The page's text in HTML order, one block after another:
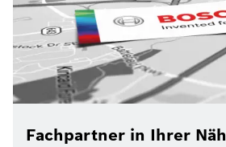
Fachpartner in Ihrer